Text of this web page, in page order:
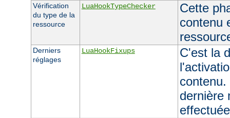
Vérification
du type de la
ressource
LuaHookTypeChecker
Cette
contenu
Derniers
réglages
LuaHookFixups
C'est la
contenu.
dernière